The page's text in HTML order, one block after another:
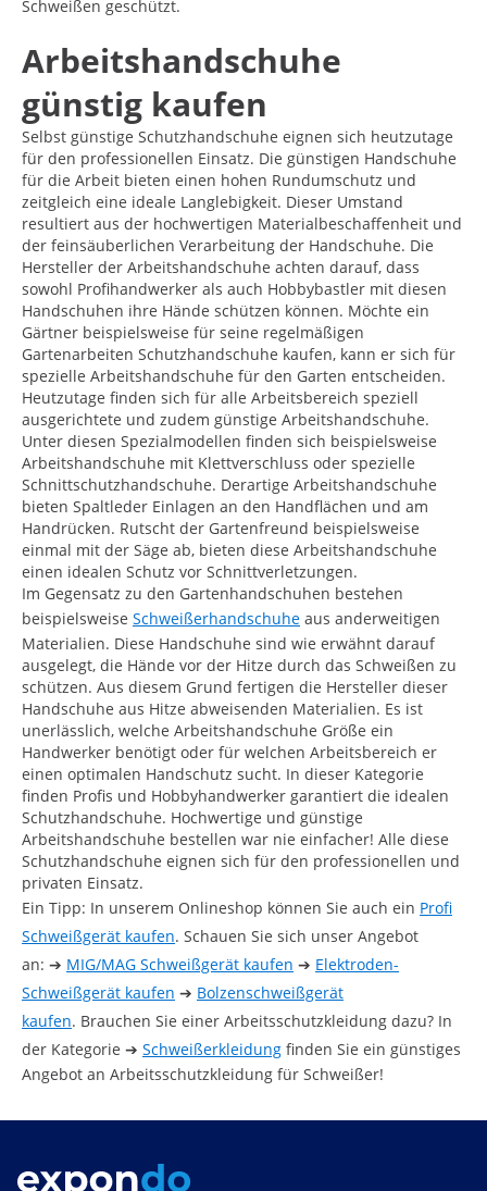
Schweißen geschützt.
Arbeitshandschuhe
günstig kaufen
Selbst günstige Schutzhandschuhe eignen sich heutzutage
für den professionellen Einsatz. Die günstigen Handschuhe
für die Arbeit bieten einen hohen Rundumschutz und
zeitgleich eine ideale Langlebigkeit. Dieser Umstand
resultiert aus der hochwertigen Materialbeschaffenheit und
der feinsäuberlichen Verarbeitung der Handschuhe. Die
Hersteller der Arbeitshandschuhe achten darauf, dass
sowohl Profihandwerker als auch Hobbybastler mit diesen
Handschuhen ihre Hände schützen können. Möchte ein
Gärtner beispielsweise für seine regelmäßigen
Gartenarbeiten Schutzhandschuhe kaufen, kann er sich für
spezielle Arbeitshandschuhe für den Garten entscheiden.
Heutzutage finden sich für alle Arbeitsbereich speziell
ausgerichtete und zudem günstige Arbeitshandschuhe.
Unter diesen Spezialmodellen finden sich beispielsweise
Arbeitshandschuhe mit Klettverschluss oder spezielle
Schnittschutzhandschuhe. Derartige Arbeitshandschuhe
bieten Spaltleder Einlagen an den Handflächen und am
Handrücken. Rutscht der Gartenfreund beispielsweise
einmal mit der Säge ab, bieten diese Arbeitshandschuhe
einen idealen Schutz vor Schnittverletzungen.
Im Gegensatz zu den Gartenhandschuhen bestehen
beispielsweise Schweißerhandschuhe aus anderweitigen
Materialien. Diese Handschuhe sind wie erwähnt darauf
ausgelegt, die Hände vor der Hitze durch das Schweißen zu
schützen. Aus diesem Grund fertigen die Hersteller dieser
Handschuhe aus Hitze abweisenden Materialien. Es ist
unerlässlich, welche Arbeitshandschuhe Größe ein
Handwerker benötigt oder für welchen Arbeitsbereich er
einen optimalen Handschutz sucht. In dieser Kategorie
finden Profis und Hobbyhandwerker garantiert die idealen
Schutzhandschuhe. Hochwertige und günstige
Arbeitshandschuhe bestellen war nie einfacher! Alle diese
Schutzhandschuhe eignen sich für den professionellen und
privaten Einsatz.
Ein Tipp: In unserem Onlineshop können Sie auch ein Profi
Schweißgerät kaufen. Schauen Sie sich unser Angebot
an: ➔ MIG/MAG Schweißgerät kaufen ➔ Elektroden-
Schweißgerät kaufen ➔ Bolzenschweißgerät
kaufen. Brauchen Sie einer Arbeitsschutzkleidung dazu? In
der Kategorie ➔ Schweißerkleidung finden Sie ein günstiges
Angebot an Arbeitsschutzkleidung für Schweißer!